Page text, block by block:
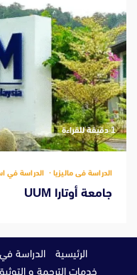
‫1 دقيقة للقراءة
الدراسة فى ماليزيا الدراسة في
جامعة أوتارا UUM
الرئيسية الدراسة في
خدمات الترجمة و